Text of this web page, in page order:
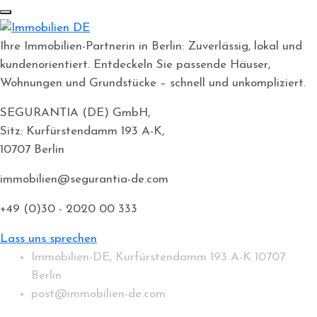
Ihre Immobilien-Partnerin in Berlin: Zuverlässig, lokal und
kundenorientiert. Entdeckeln Sie passende Häuser,
Wohnungen und Grundstücke – schnell und unkompliziert.
SEGURANTIA (DE) GmbH,
Sitz: Kurfürstendamm 193 A-K,
10707 Berlin
immobilien@segurantia-de.com
+49 (0)30 - 2020 00 333
Lass uns sprechen
Immobilien-DE, Kurfürstendamm 193 A-K 10707
Berlin
post@immobilien-de.com